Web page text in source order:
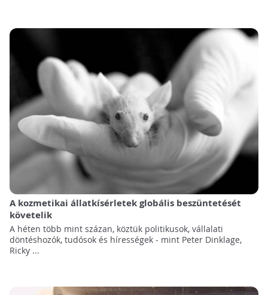
A kozmetikai állatkísérletek globális beszüntetését
követelik
A héten több mint százan, köztük politikusok, vállalati
döntéshozók, tudósok és hírességek - mint Peter Dinklage,
Ricky ...